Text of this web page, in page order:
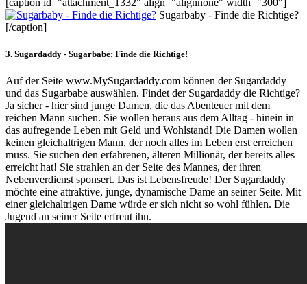
Sugarbaby - Finde die Richtige?
[/caption]
3. Sugardaddy - Sugarbabe: Finde die Richtige!
Auf der Seite www.MySugardaddy.com können der Sugardaddy
und das Sugarbabe auswählen. Findet der Sugardaddy die Richtige?
Ja sicher - hier sind junge Damen, die das Abenteuer mit dem
reichen Mann suchen. Sie wollen heraus aus dem Alltag - hinein in
das aufregende Leben mit Geld und Wohlstand! Die Damen wollen
keinen gleichaltrigen Mann, der noch alles im Leben erst erreichen
muss. Sie suchen den erfahrenen, älteren Millionär, der bereits alles
erreicht hat! Sie strahlen an der Seite des Mannes, der ihren
Nebenverdienst sponsert. Das ist Lebensfreude! Der Sugardaddy
möchte eine attraktive, junge, dynamische Dame an seiner Seite. Mit
einer gleichaltrigen Dame würde er sich nicht so wohl fühlen. Die
Jugend an seiner Seite erfreut ihn.